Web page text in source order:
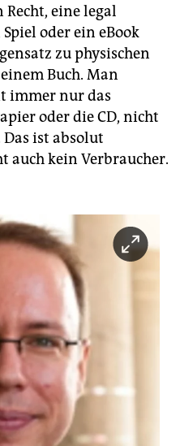
eine legal
oder ein eBook
zu physischen
Buch. Man
immer nur das
oder die CD, nicht
ist absolut
auch kein Verbraucher.